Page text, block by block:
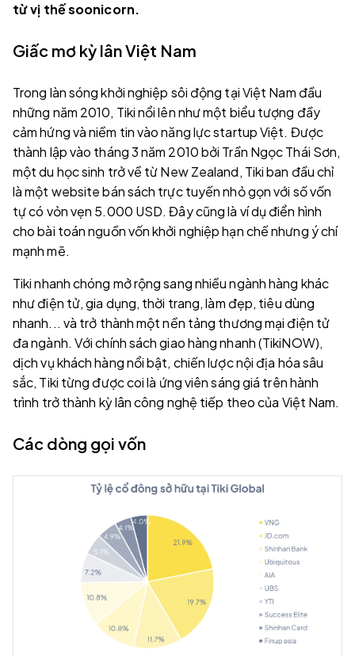
từ vị thế soonicorn.
Giấc mơ kỳ lân Việt Nam
Trong làn sóng khởi nghiệp sôi động tại Việt Nam đầu
những năm 2010, Tiki nổi lên như một biểu tượng đầy
cảm hứng và niềm tin vào năng lực startup Việt. Được
thành lập vào tháng 3 năm 2010 bởi Trần Ngọc Thái Sơn,
một du học sinh trở về từ New Zealand, Tiki ban đầu chỉ
là một website bán sách trực tuyến nhỏ gọn với số vốn
tự có vỏn vẹn 5.000 USD. Đây cũng là ví dụ điển hình
cho bài toán nguồn vốn khởi nghiệp hạn chế nhưng ý chí
mạnh mẽ.
Tiki nhanh chóng mở rộng sang nhiều ngành hàng khác
như điện tử, gia dụng, thời trang, làm đẹp, tiêu dùng
nhanh... và trở thành một nền tảng thương mại điện tử
đa ngành. Với chính sách giao hàng nhanh (TikiNOW),
dịch vụ khách hàng nổi bật, chiến lược nội địa hóa sâu
sắc, Tiki từng được coi là ứng viên sáng giá trên hành
trình trở thành kỳ lân công nghệ tiếp theo của Việt Nam.
Các dòng gọi vốn